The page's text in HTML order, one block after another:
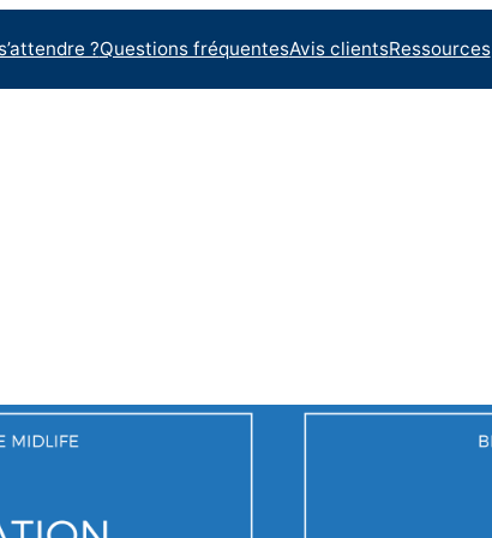
?Questions fréquentesAvis clientsRessources